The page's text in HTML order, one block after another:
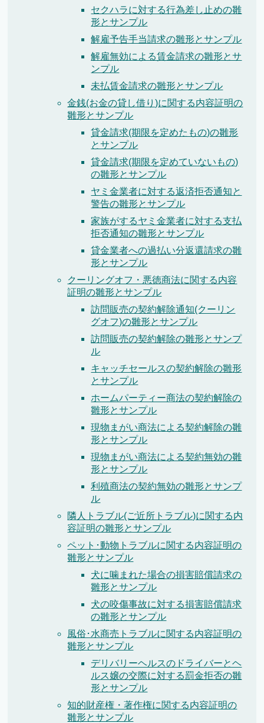
セクハラに対する行為差し止めの雛
形とサンプル
解雇予告手当請求の雛形とサンプル
解雇無効による賃金請求の雛形とサ
ンプル
未払賃金請求の雛形とサンプル
金銭(お金の貸し借り)に関する内容証明の
雛形とサンプル
貸金請求(期限を定めたもの)の雛形
とサンプル
貸金請求(期限を定めていないもの)
の雛形とサンプル
ヤミ金業者に対する返済拒否通知と
警告の雛形とサンプル
家族がするヤミ金業者に対する支払
拒否通知の雛形とサンプル
貸金業者への過払い分返還請求の雛
形とサンプル
クーリングオフ・悪徳商法に関する内容
証明の雛形とサンプル
訪問販売の契約解除通知(クーリン
グオフ)の雛形とサンプル
訪問販売の契約解除の雛形とサンプ
ル
キャッチセールスの契約解除の雛形
とサンプル
ホームパーティー商法の契約解除の
雛形とサンプル
現物まがい商法による契約解除の雛
形とサンプル
現物まがい商法による契約無効の雛
形とサンプル
利殖商法の契約無効の雛形とサンプ
ル
隣人トラブル(ご近所トラブル)に関する内
容証明の雛形とサンプル
ペット･動物トラブルに関する内容証明の
雛形とサンプル
犬に噛まれた場合の損害賠償請求の
雛形とサンプル
犬の咬傷事故に対する損害賠償請求
の雛形とサンプル
風俗･水商売トラブルに関する内容証明の
雛形とサンプル
デリバリーヘルスのドライバーとヘ
ルス嬢の交際に対する罰金拒否の雛
形とサンプル
知的財産権・著作権に関する内容証明の
雛形とサンプル